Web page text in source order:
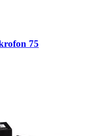
75